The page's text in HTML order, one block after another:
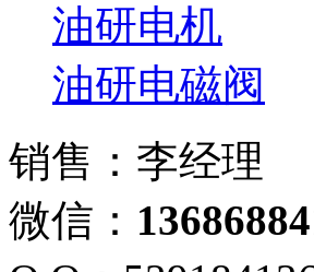
油研电机
油研电磁阀
销售：李经理
微信：